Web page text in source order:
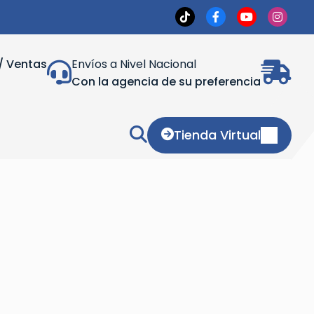
Ventas
Envíos a Nivel Nacional
Con la agencia de su preferencia
Tienda Virtual